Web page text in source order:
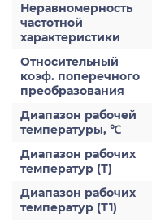
Неравномерность
частотной
характеристики
Относительный
коэф. поперечного
преобразования
Диапазон рабочей
температуры, ℃
Диапазон рабочих
температур (Т)
Диапазон рабочих
температур (Т1)